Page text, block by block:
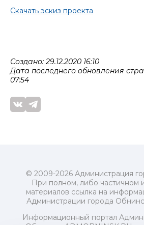
Скачать эскиз проекта
Создано: 29.12.2020 16:10
Дата последнего обновления
07:54
© 2009-2026 Администрация
При полном, либо частичном
материалов ссылка на
Администрации города
Информационный портал